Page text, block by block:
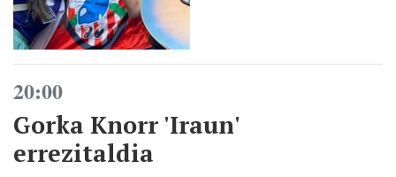
20:00
Gorka Knorr 'Iraun'
errezitaldia